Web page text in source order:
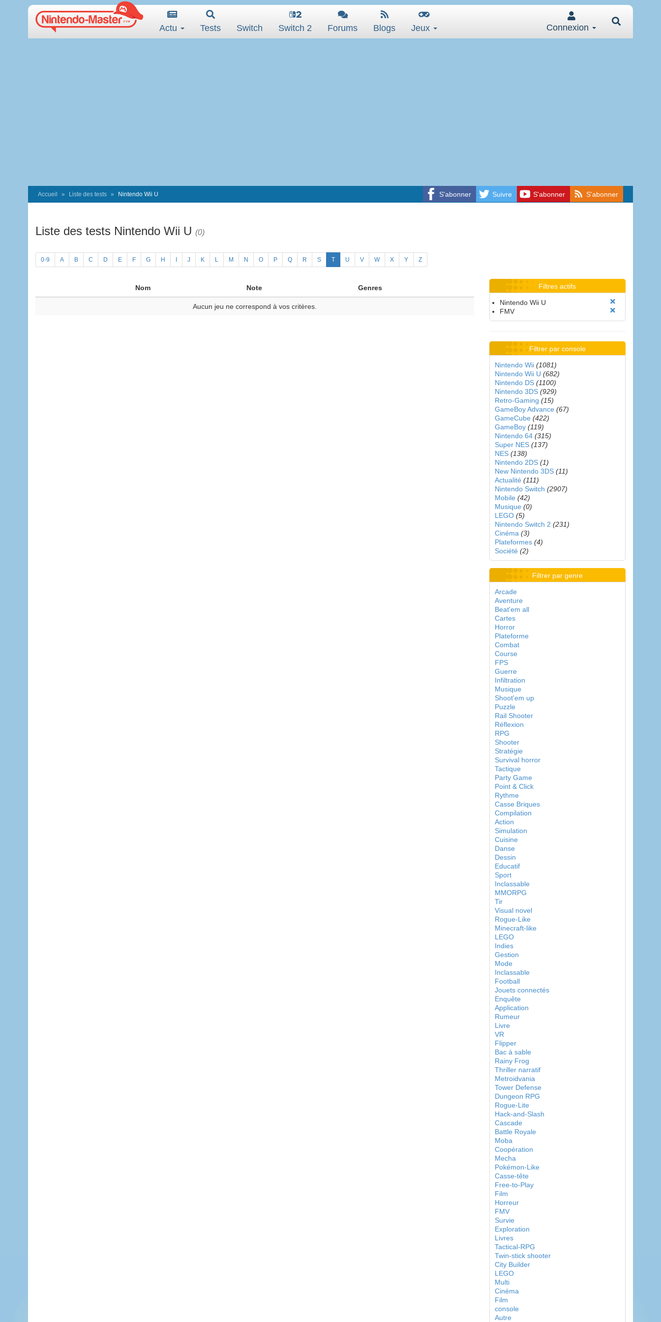
Actu Tests Switch Switch 2 Forums Blogs Jeux Connexion
S'abonner Suivre S'abonner S'abonner
Accueil Liste des tests Nintendo Wii U
Liste des tests Nintendo Wii U (0)
0-9 A B C D E F G H J K L M N O P Q R S T U V W X Y Z
Nom Note Genres
Aucun jeu ne correspond à vos critères.
Filtres actifs
Nintendo Wii U
FMV
Filtrer par console
Nintendo Wii (1081)
Nintendo Wii U (682)
Nintendo DS (1100)
Nintendo 3DS (929)
Retro-Gaming (15)
GameBoy Advance (67)
GameCube (422)
GameBoy (119)
Nintendo 64 (315)
Super NES (137)
NES (138)
Nintendo 2DS (1)
New Nintendo 3DS (11)
Actualité (111)
Nintendo Switch (2907)
Mobile (42)
Musique (0)
LEGO (5)
Nintendo Switch 2 (231)
Cinéma (3)
Plateformes (4)
Société (2)
Filtrer par genre
Arcade
Aventure
Beat'em all
Cartes
Horror
Plateforme
Combat
Course
FPS
Guerre
Infiltration
Musique
Shoot'em up
Puzzle
Rail Shooter
Réflexion
RPG
Shooter
Stratégie
Survival horror
Tactique
Party Game
Point & Click
Rythme
Casse Briques
Compilation
Action
Simulation
Cuisine
Danse
Dessin
Educatif
Sport
Inclassable
MMORPG
Tir
Visual novel
Rogue-Like
Minecraft-like
LEGO
Indies
Gestion
Mode
Inclassable
Football
Jouets connectés
Enquête
Application
Rumeur
Livre
VR
Flipper
Bac à sable
Rainy Frog
Thriller narratif
Metroidvania
Tower Defense
Dungeon RPG
Rogue-Lite
Hack-and-Slash
Cascade
Battle Royale
Moba
Coopération
Mecha
Pokémon-Like
Casse-tête
Free-to-Play
Film
Horreur
FMV
Survie
Exploration
Livres
Tactical-RPG
Twin-stick shooter
City Builder
LEGO
Multi
Cinéma
Film
console
Autre